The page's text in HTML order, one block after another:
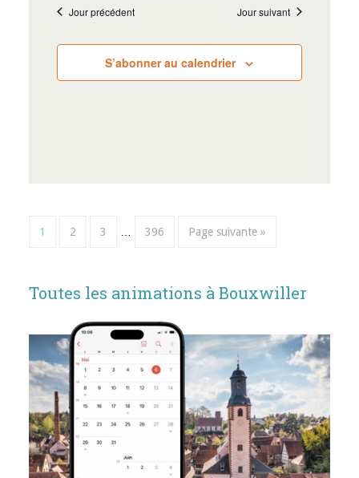
Jour précédent Jour suivant
S’abonner au calendrier
1 2 3 396 Page suivante »
Toutes les animations à Bouxwiller